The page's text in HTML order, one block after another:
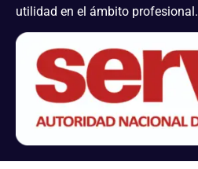
utilidad en el ámbito profesional.